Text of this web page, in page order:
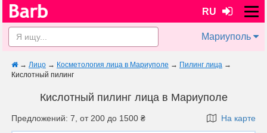
RU
Мариуполь
→ Лицо → Косметология лица в Мариуполе → Пилинг лица →
Кислотный пилинг
Кислотный пилинг лица в Мариуполе
Предложений: 7, от 200 до 1500 ₴ На карте